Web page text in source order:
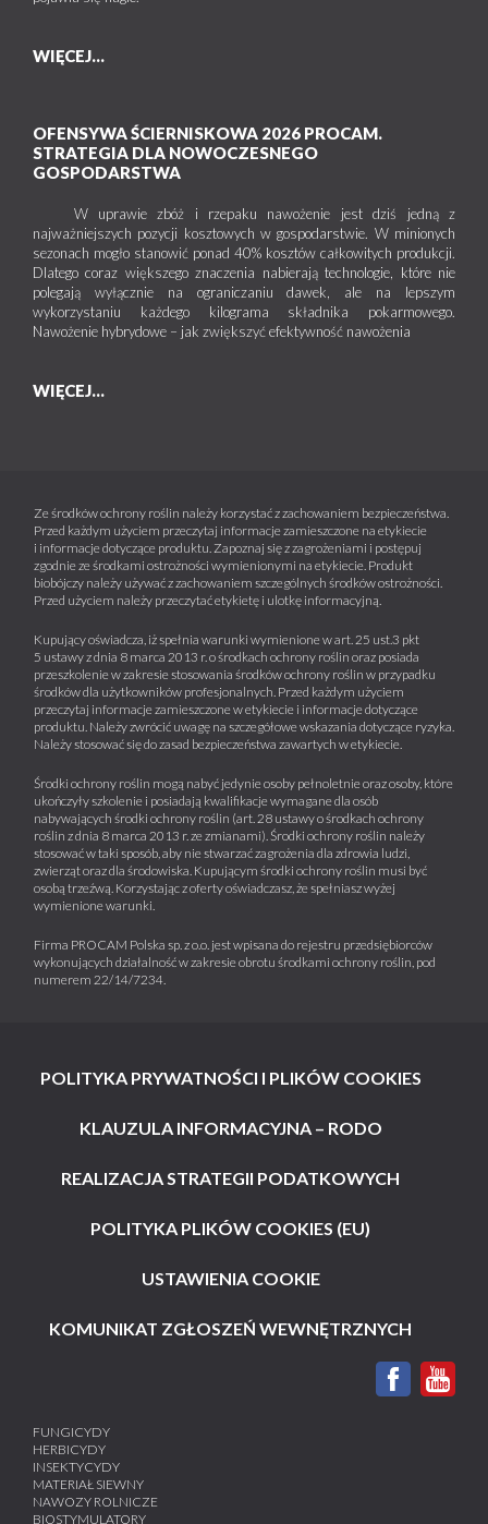
WIĘCEJ...
OFENSYWA ŚCIERNISKOWA 2026 PROCAM.
STRATEGIA DLA NOWOCZESNEGO
GOSPODARSTWA
W uprawie zbóż i rzepaku nawożenie jest dziś jedną z
najważniejszych pozycji kosztowych w gospodarstwie. W minionych
sezonach mogło stanowić ponad 40% kosztów całkowitych produkcji.
Dlatego coraz większego znaczenia nabierają technologie, które nie
polegają wyłącznie na ograniczaniu dawek, ale na lepszym
wykorzystaniu każdego kilograma składnika pokarmowego.
Nawożenie hybrydowe – jak zwiększyć efektywność nawożenia
WIĘCEJ...
Ze środków ochrony roślin należy korzystać z zachowaniem bezpieczeństwa.
Przed każdym użyciem przeczytaj informacje zamieszczone na etykiecie
i informacje dotyczące produktu. Zapoznaj się z zagrożeniami i postępuj
zgodnie ze środkami ostrożności wymienionymi na etykiecie. Produkt
biobójczy należy używać z zachowaniem szczególnych środków ostrożności.
Przed użyciem należy przeczytać etykietę i ulotkę informacyjną.
Kupujący oświadcza, iż spełnia warunki wymienione w art. 25 ust.3 pkt
5 ustawy z dnia 8 marca 2013 r. o środkach ochrony roślin oraz posiada
przeszkolenie w zakresie stosowania środków ochrony roślin w przypadku
środków dla użytkowników profesjonalnych. Przed każdym użyciem
przeczytaj informacje zamieszczone w etykiecie i informacje dotyczące
produktu. Należy zwrócić uwagę na szczegółowe wskazania dotyczące ryzyka.
Należy stosować się do zasad bezpieczeństwa zawartych w etykiecie.
Środki ochrony roślin mogą nabyć jedynie osoby pełnoletnie oraz osoby, które
ukończyły szkolenie i posiadają kwalifikacje wymagane dla osób
nabywających środki ochrony roślin (art. 28 ustawy o środkach ochrony
roślin z dnia 8 marca 2013 r. ze zmianami). Środki ochrony roślin należy
stosować w taki sposób, aby nie stwarzać zagrożenia dla zdrowia ludzi,
zwierząt oraz dla środowiska. Kupującym środki ochrony roślin musi być
osobą trzeźwą. Korzystając z oferty oświadczasz, że spełniasz wyżej
wymienione warunki.
Firma PROCAM Polska sp. z o.o. jest wpisana do rejestru przedsiębiorców
wykonujących działalność w zakresie obrotu środkami ochrony roślin, pod
numerem 22/14/7234.
POLITYKA PRYWATNOŚCI I PLIKÓW COOKIES
KLAUZULA INFORMACYJNA – RODO
REALIZACJA STRATEGII PODATKOWYCH
POLITYKA PLIKÓW COOKIES (EU)
USTAWIENIA COOKIE
KOMUNIKAT ZGŁOSZEŃ WEWNĘTRZNYCH
FUNGICYDY
HERBICYDY
INSEKTYCYDY
MATERIAŁ SIEWNY
NAWOZY ROLNICZE
BIOSTYMULATORY